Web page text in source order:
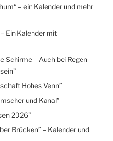
– ein Kalender und mehr
Ein Kalender mit
Schirme – Auch bei Regen
Hohes Venn”
und Kanal”
2026”
Brücken” – Kalender und